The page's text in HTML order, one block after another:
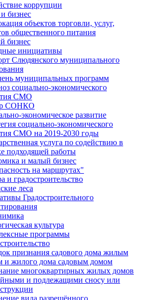
коррупции
бизнес
объектов торговли, услуг,
общественного питания
бизнес
инициативы
Слюдянского муниципального
муниципальных программ
социально-экономического
СМО
СОНКО
экономическое развитие
социально-экономического
СМО на 2019-2030 годы
услуга по содействию в
подходящей работы
и малый бизнес
на маршрутах"
и градостроительство
леса
Градостроительного
культура
программы
признания садового дома жилым
и жилого дома садовым домом
многоквартирных жилых домов
и подлежащими сносу или